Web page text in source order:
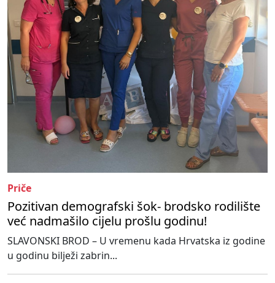
Priče
Pozitivan demografski šok- brodsko rodilište
već nadmašilo cijelu prošlu godinu!
SLAVONSKI BROD – U vremenu kada Hrvatska iz godine
u godinu bilježi zabrin...